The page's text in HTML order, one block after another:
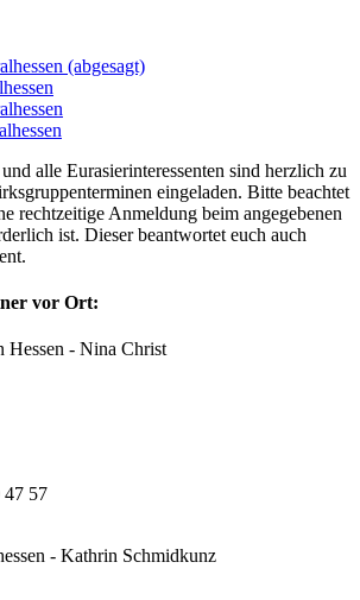
(abgesagt)
alle Eurasierinteressenten sind herzlich zu
eingeladen. Bitte beachtet
rechtzeitige Anmeldung beim angegebenen
ist. Dieser beantwortet euch auch
vor Ort:
Hessen - Nina Christ
47 57
- Kathrin Schmidkunz